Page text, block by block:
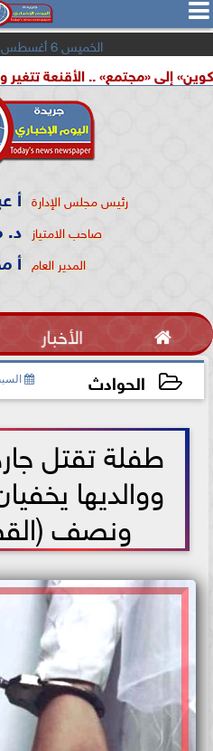
 
الخميس 6 أغسطس 2026
.. الأقنعة تتغير والأجندة
رئيس مجلس الإدارة أ
صاحب الامتياز د.
المدير العام أ
 الأخبار
الحوادث السبت، 26
طفلة تقتل
ووالديها
ونصف